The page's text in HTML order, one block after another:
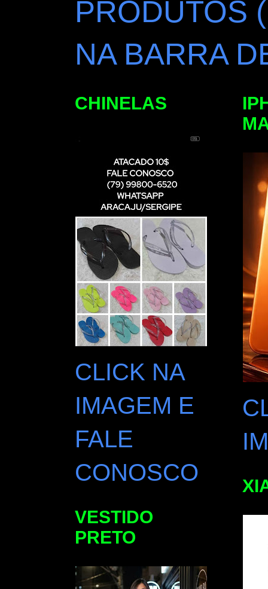
PRODUTOS
NA BARRA
CHINELAS
CLICK NA
IMAGEM E
FALE
CONOSCO
VESTIDO
PRETO